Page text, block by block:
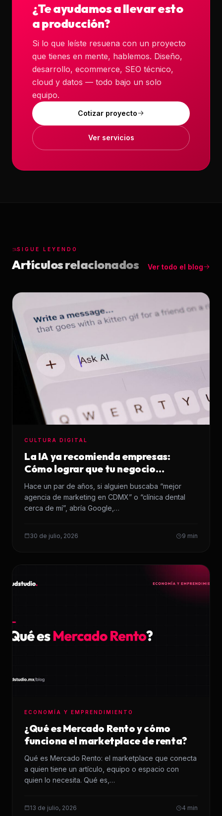
¿Te ayudamos a llevar esto
a producción?
Si lo que leíste resuena con un proyecto
que tienes en mente, hablemos. Diseño,
desarrollo, ecommerce, SEO técnico,
cloud y datos — todo bajo un solo
equipo.
Cotizar proyecto
Ver servicios
SIGUE LEYENDO
Artículos relacionados Ver todo el blog
CULTURA DIGITAL
La IA ya recomienda empresas:
Cómo lograr que tu negocio
aparezca en sus respuestas
Hace un par de años, si alguien buscaba “mejor
agencia de marketing en CDMX” o “clínica dental
cerca de mí”, abría Google,…
30 de julio, 2026 9 min
ECONOMÍA Y EMPRENDIMIENTO
¿Qué es Mercado Rento y cómo
funciona el marketplace de renta?
Qué es Mercado Rento: el marketplace que conecta
a quien tiene un artículo, equipo o espacio con
quien lo necesita. Qué es,…
13 de julio, 2026 4 min